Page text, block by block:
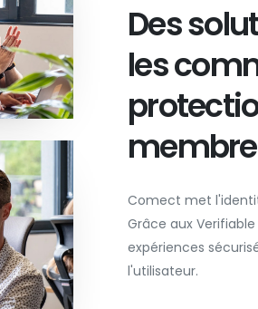
Des
les
Comect met
Grâce aux
expériences
l'utilisateur.